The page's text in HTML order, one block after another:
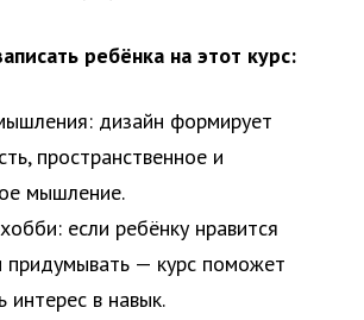
ребёнка на этот курс:
дизайн формирует
пространственное и
мышление.
если ребёнку нравится
придумывать — курс поможет
интерес в навык.